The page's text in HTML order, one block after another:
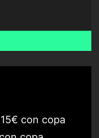
15€ con copa